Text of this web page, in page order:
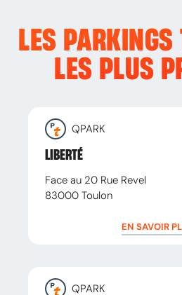
LES PARKINGS
LES PLUS
QPARK
LIBERTÉ
Face au 20 Rue Revel
83000 Toulon
EN SAVOIR
QPARK